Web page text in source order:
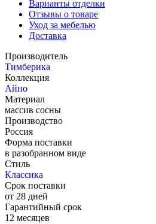
Варианты отделки
Отзывы о товаре
Уход за мебелью
Доставка
Производитель
Тимберика
Коллекция
Айно
Материал
массив сосны
Производство
Россия
Форма поставки
в разобранном виде
Стиль
Классика
Срок поставки
от 28 дней
Гарантийный срок
12 месяцев